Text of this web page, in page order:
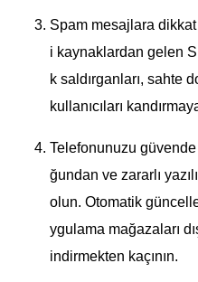
Spam mesajlara
i kaynaklardan gelen
k saldırganları, sahte
kullanıcıları
Telefonunuzu güvende
ğundan ve zararlı
olun. Otomatik
ygulama mağazaları
indirmekten kaçının.